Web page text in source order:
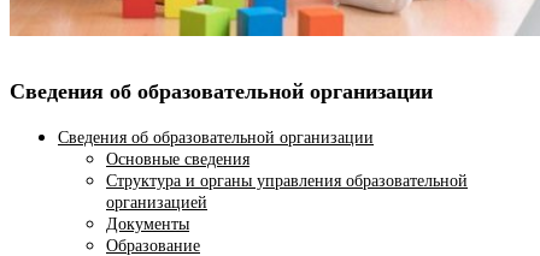
Сведения об образовательной организации
Сведения об образовательной организации
Основные сведения
Структура и органы управления образовательной
организацией
Документы
Образование